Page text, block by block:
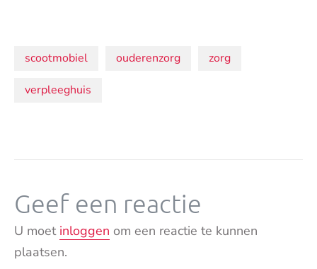
Onderwerpen:
scootmobiel ouderenzorg zorg
verpleeghuis
Geef een reactie
U moet inloggen om een reactie te kunnen
plaatsen.